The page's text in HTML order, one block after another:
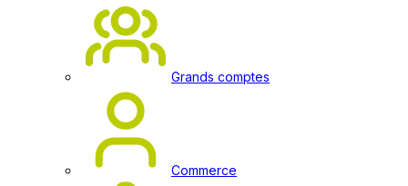
Grands comptes
Commerce